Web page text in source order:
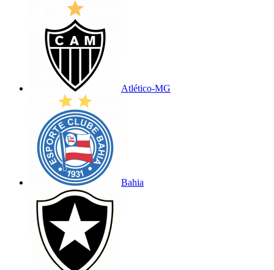
Atlético-MG
Bahia